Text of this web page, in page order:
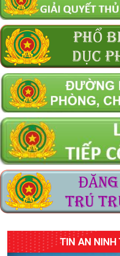
Thông báo về việc thẩm định
tiện vi phạm hành chính bị tịch thu
Cơ quan Cảnh sát điều tra
trong vụ án Lừa đảo chiếm đoạt
tỉnh Tây Ninh
Thông báo chiêu sinh học sinh
sở vào Trường Văn hóa CAND
Thông báo về việc bán tài sản
dân theo hình thức chỉ định
Thông báo lịch tiếp công dân
điểm tiếp công dân Công an tỉnh
Thông báo về việc lựa chọn tổ
Thông báo Kết luận thanh tra
pháp luật về quản lý một số
điều kiện về an ninh, trật tự đối
kiện về an ninh, trật tự
Thông báo về việc thay đổi địa
giải quyết thủ tục hành chính
2)
Thông báo tìm người bị hại
TIN AN NINH